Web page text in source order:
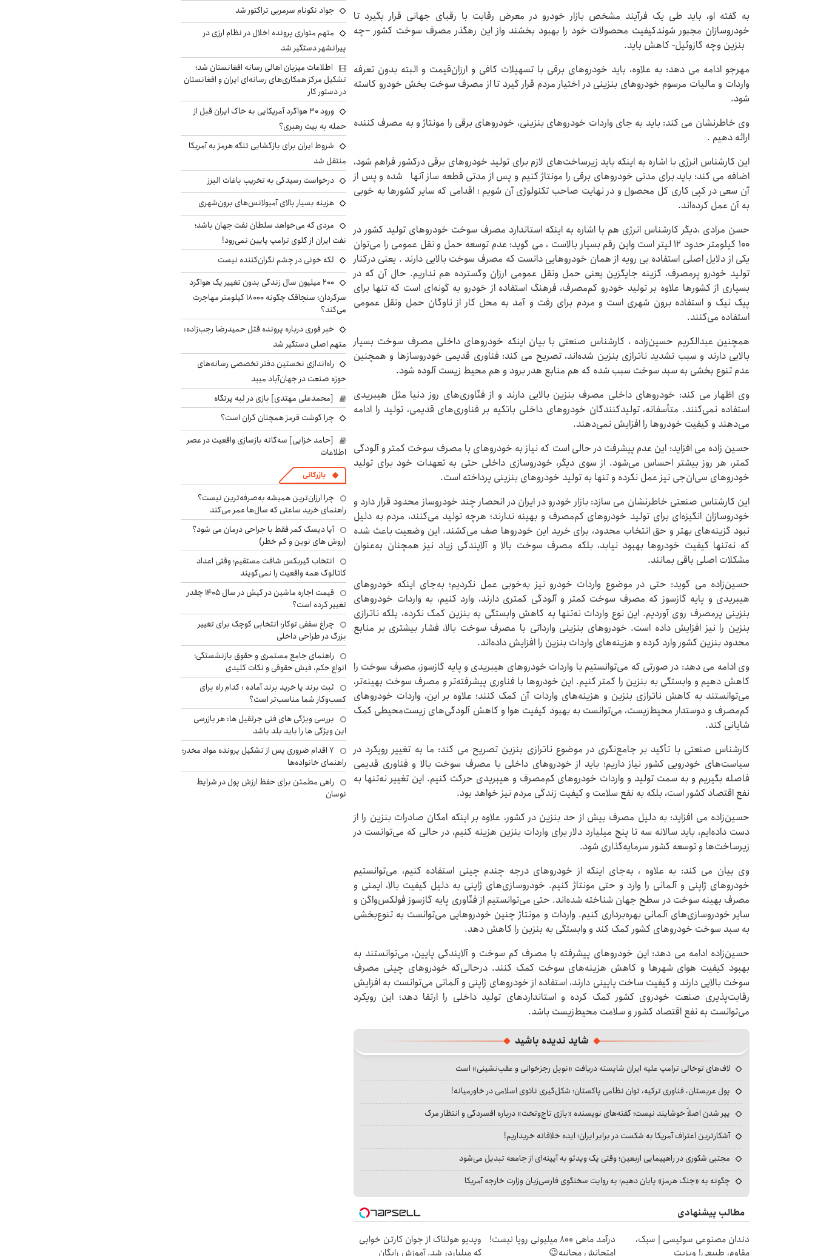
به گفته او، باید طی یک فرآیند مشخص بازار خودرو در معرض رقابت با رقبای جهانی قرار بگیرد تا
خودروسازان مجبور شوندکیفیت محصولات خود را بهبود بخشند واز این رهگذر مصرف سوخت کشور –چه
بنزین وچه گازوئیل- کاهش باید.
مهرجو ادامه می دهد: به علاوه، باید خودروهای برقی با تسهیلات کافی و ارزان‌قیمت و البته بدون تعرفه
واردات و مالیات مرسوم خودروهای بنزینی در اختیار مردم قرار گیرد تا از مصرف سوخت بخش خودرو کاسته
شود.
وی خاطرنشان می کند: باید به جای واردات خودروهای بنزینی، خودروهای برقی را مونتاژ و به مصرف کننده
ارائه دهیم .
این کارشناس انرژی با اشاره به اینکه باید زیرساخت‌های لازم برای تولید خودروهای برقی درکشور فراهم شود،
اضافه می کند: باید برای مدتی خودروهای برقی را مونتاژ کنیم و پس از مدتی قطعه ساز آنها شده و پس از
آن سعی در کپی کاری کل محصول و در نهایت صاحب تکنولوژی آن ‌شویم ؛ اقدامی که سایر کشورها به خوبی
به آن عمل کرده‌اند.
حسن مرادی ،دیگر کارشناس انرژی هم با اشاره به اینکه استاندارد مصرف سوخت خودروهای تولید کشور در
۱۰۰ کیلومتر حدود ۱۲ لیتر است واین رقم بسیار بالاست ، می گوید: عدم توسعه حمل و نقل عمومی را می‌توان
یکی از دلایل اصلی استفاده بی رویه از همان خودروهایی دانست که مصرف سوخت بالایی دارند . یعنی درکنار
تولید خودرو پرمصرف، گزینه جایگزین یعنی حمل ونقل عمومی ارزان وگسترده هم نداریم. حال آن که در
بسیاری از کشورها علاوه بر تولید خودرو کم‌مصرف، فرهنگ استفاده از خودرو به گونه‌ای است که تنها برای
پیک نیک و استفاده برون شهری است و مردم برای رفت و آمد به محل کار از ناوگان حمل ونقل عمومی
استفاده می‌کنند.
همچنین عبدالکریم حسین‌زاده ، کارشناس صنعتی با بیان اینکه خودروهای داخلی مصرف سوخت بسیار
بالایی دارند و سبب تشدید ناترازی بنزین شده‌اند، تصریح می کند: فناوری قدیمی خودروسازها و همچنین
عدم تنوع بخشی به سبد سوخت سبب شده که هم منابع هدر برود و هم محیط زیست آلوده شود.
وی اظهار می کند: خودروهای داخلی مصرف بنزین بالایی دارند و از فنّاوری‌های روز دنیا مثل هیبریدی
استفاده نمی‌کنند. متأسفانه، تولیدکنندگان خودروهای داخلی باتکیه بر فناوری‌های قدیمی، تولید را ادامه
می‌دهند و کیفیت خودروها را افزایش نمی‌دهند.
حسین زاده می افزاید: این عدم پیشرفت در حالی است که نیاز به خودروهای با مصرف سوخت کمتر و آلودگی
کمتر، هر روز بیشتر احساس می‌شود. از سوی دیگر، خودروسازی داخلی حتی به تعهدات خود برای تولید
خودروهای سی‌ان‌جی نیز عمل نکرده و تنها به تولید خودروهای بنزینی پرداخته است.
این کارشناس صنعتی خاطرنشان می سازد: بازار خودرو در ایران در انحصار چند خودروساز محدود قرار دارد و
خودروسازان انگیزه‌ای برای تولید خودروهای کم‌مصرف و بهینه ندارند؛ هرچه تولید می‌کنند، مردم به دلیل
نبود گزینه‌های بهتر و حق انتخاب محدود، برای خرید این خودروها صف می‌کشند. این وضعیت باعث شده
که نه‌تنها کیفیت خودروها بهبود نیابد، بلکه مصرف سوخت بالا و آلایندگی زیاد نیز همچنان به‌عنوان
مشکلات اصلی باقی بمانند.
حسین‌زاده می گوید: حتی در موضوع واردات خودرو نیز به‌خوبی عمل نکردیم؛ به‌جای اینکه خودروهای
هیبریدی و پایه گازسوز که مصرف سوخت کمتر و آلودگی کمتری دارند، وارد کنیم، به واردات خودروهای
بنزینی پرمصرف روی آوردیم. این نوع واردات نه‌تنها به کاهش وابستگی به بنزین کمک نکرده، بلکه ناترازی
بنزین را نیز افزایش داده است. خودروهای بنزینی وارداتی با مصرف سوخت بالا، فشار بیشتری بر منابع
محدود بنزین کشور وارد کرده و هزینه‌های واردات بنزین را افزایش داده‌اند.
وی ادامه می دهد: در صورتی که می‌توانستیم با واردات خودروهای هیبریدی و پایه گازسوز، مصرف سوخت را
کاهش دهیم و وابستگی به بنزین را کمتر کنیم. این خودروها با فناوری پیشرفته‌تر و مصرف سوخت بهینه‌تر،
می‌توانستند به کاهش ناترازی بنزین و هزینه‌های واردات آن کمک کنند؛ علاوه بر این، واردات خودروهای
کم‌مصرف و دوستدار محیط‌زیست، می‌توانست به بهبود کیفیت هوا و کاهش آلودگی‌های زیست‌محیطی کمک
شایانی کند.
کارشناس صنعتی با تأکید بر جامع‌نگری در موضوع ناترازی بنزین تصریح می کند: ما به تغییر رویکرد در
سیاست‌های خودرویی کشور نیاز داریم؛ باید از خودروهای داخلی با مصرف سوخت بالا و فناوری قدیمی
فاصله بگیریم و به سمت تولید و واردات خودروهای کم‌مصرف و هیبریدی حرکت کنیم. این تغییر نه‌تنها به
نفع اقتصاد کشور است، بلکه به نفع سلامت و کیفیت زندگی مردم نیز خواهد بود.
حسین‌زاده می افزاید: به دلیل مصرف بیش از حد بنزین در کشور، علاوه بر اینکه امکان صادرات بنزین را از
دست داده‌ایم، باید سالانه سه تا پنج میلیارد دلار برای واردات بنزین هزینه کنیم، در حالی که می‌توانست در
زیرساخت‌ها و توسعه کشور سرمایه‌گذاری شود.
وی بیان می کند: به علاوه ، به‌جای اینکه از خودروهای درجه چندم چینی استفاده کنیم، می‌توانستیم
خودروهای ژاپنی و آلمانی را وارد و حتی مونتاژ کنیم. خودروسازی‌های ژاپنی به دلیل کیفیت بالا، ایمنی و
مصرف بهینه سوخت در سطح جهان شناخته شده‌اند. حتی می‌توانستیم از فنّاوری پایه گازسوز فولکس‌واگن و
سایر خودروسازی‌های آلمانی بهره‌برداری کنیم. واردات و مونتاژ چنین خودروهایی می‌توانست به تنوع‌بخشی
به سبد سوخت خودروهای کشور کمک کند و وابستگی به بنزین را کاهش دهد.
حسین‌زاده ادامه می دهد: این خودروهای پیشرفته با مصرف کم سوخت و آلایندگی پایین، می‌توانستند به
بهبود کیفیت هوای شهرها و کاهش هزینه‌های سوخت کمک کنند. درحالی‌که خودروهای چینی مصرف
سوخت بالایی دارند و کیفیت ساخت پایینی دارند، استفاده از خودروهای ژاپنی و آلمانی می‌توانست به افزایش
رقابت‌پذیری صنعت خودروی کشور کمک کرده و استانداردهای تولید داخلی را ارتقا دهد؛ این رویکرد
می‌توانست به نفع اقتصاد کشور و سلامت محیط‌زیست باشد.
شاید ندیده باشید
لاف‌های توخالی ترامپ علیه ایران شایسته دریافت «نوبل رجزخوانی و عقب‌نشینی» است
پول عربستان، فناوری ترکیه، توان نظامی پاکستان؛ شکل‌گیری ناتوی اسلامی در خاورمیانه!
پیر شدن اصلاً خوشایند نیست؛ گفته‌های نویسنده «بازی تاج‌وتخت» درباره افسردگی و انتظار مرگ
آشکارترین اعتراف آمریکا به شکست در برابر ایران؛ ایده خلاقانه خریداریم!
مجتبی شکوری در راهپیمایی اربعین؛ وقتی یک ویدئو به آیینه‌ای از جامعه تبدیل می‌شود
چگونه به «جنگ هرمز» پایان دهیم؛ به روایت سخنگوی فارسی‌زبان وزارت خارجه آمریکا
مطالب پیشنهادی
دندان مصنوعی سوئیسی | سبک،
مقاوم، طبیعی! ویزیت
درآمد ماهی 800 میلیونی رویا نیست!
امتحانش مجانیه😉
ویدیو هولناک از جوان کارتن خوابی
که میلیاردر شد. آموزش رایگان
جواد نکونام سرمربی تراکتور شد
متهم متواری پرونده اخلال در نظام ارزی در
پیرانشهر دستگیر شد
اطلاعات میزبان اهالی رسانه افغانستان شد؛
تشکیل مرکز همکاری‌های رسانه‌ای ایران و افغانستان
در دستور کار
ورود ۳۰ هواگرد آمریکایی به خاک ایران قبل از
حمله به بیت رهبری؟
شروط ایران برای بازگشایی تنگه هرمز به آمریکا
منتقل شد
درخواست رسیدگی به تخریب باغات البرز
هزینه بسیار بالای آمبولانس‌های برون‌شهری
مردی که می‌خواهد سلطان نفت جهان باشد؛
نفت ایران از گلوی ترامپ پایین نمی‌رود!
لکه خونی در چشم نگران‌کننده نیست
۲۰۰ میلیون سال زندگی بدون تغییر یک هواگرد
سرگردان؛ سنجاقک‌ چگونه ۱۸۰۰۰ کیلومتر مهاجرت
می‌کند؟
خبر فوری درباره پرونده قتل حمیدرضا رجب‌زاده:
متهم اصلی دستگیر شد
راه‌اندازی نخستین دفتر تخصصی رسانه‌های
حوزه صنعت در جهان‌آباد میبد
[محمدعلی مهتدی] بازی در لبه پرتگاه
چرا گوشت قرمز همچنان گران است؟
[حامد خزایی] سه‌گانه بازسازی واقعیت در عصر
اطلاعات
بازرگانی
چرا ارزان‌ترین همیشه به‌صرفه‌ترین نیست؟
راهنمای خرید ساعتی که سال‌ها عمر می‌کند
آیا دیسک کمر فقط با جراحی درمان می شود؟
(روش های نوین و کم خطر)
انتخاب گیربکس شافت مستقیم؛ وقتی اعداد
کاتالوگ همه واقعیت را نمی‌گویند
قیمت اجاره ماشین در کیش در سال ۱۴۰۵ چقدر
تغییر کرده است؟
چراغ سقفی توکار؛ انتخابی کوچک برای تغییر
بزرگ در طراحی داخلی
راهنمای جامع مستمری و حقوق بازنشستگی؛
انواع حکم، فیش حقوقی و نکات کلیدی
ثبت برند یا خرید برند آماده : کدام راه برای
کسب‌وکار شما مناسب‌تر است؟
بررسی ویژگی های فنی جرثقیل ها: هر بازرسی
این ویژگی ها را باید بلد باشد
۷ اقدام ضروری پس از تشکیل پرونده مواد مخدر؛
راهنمای خانواده‌ها
راهی مطمئن برای حفظ ارزش پول در شرایط
نوسان